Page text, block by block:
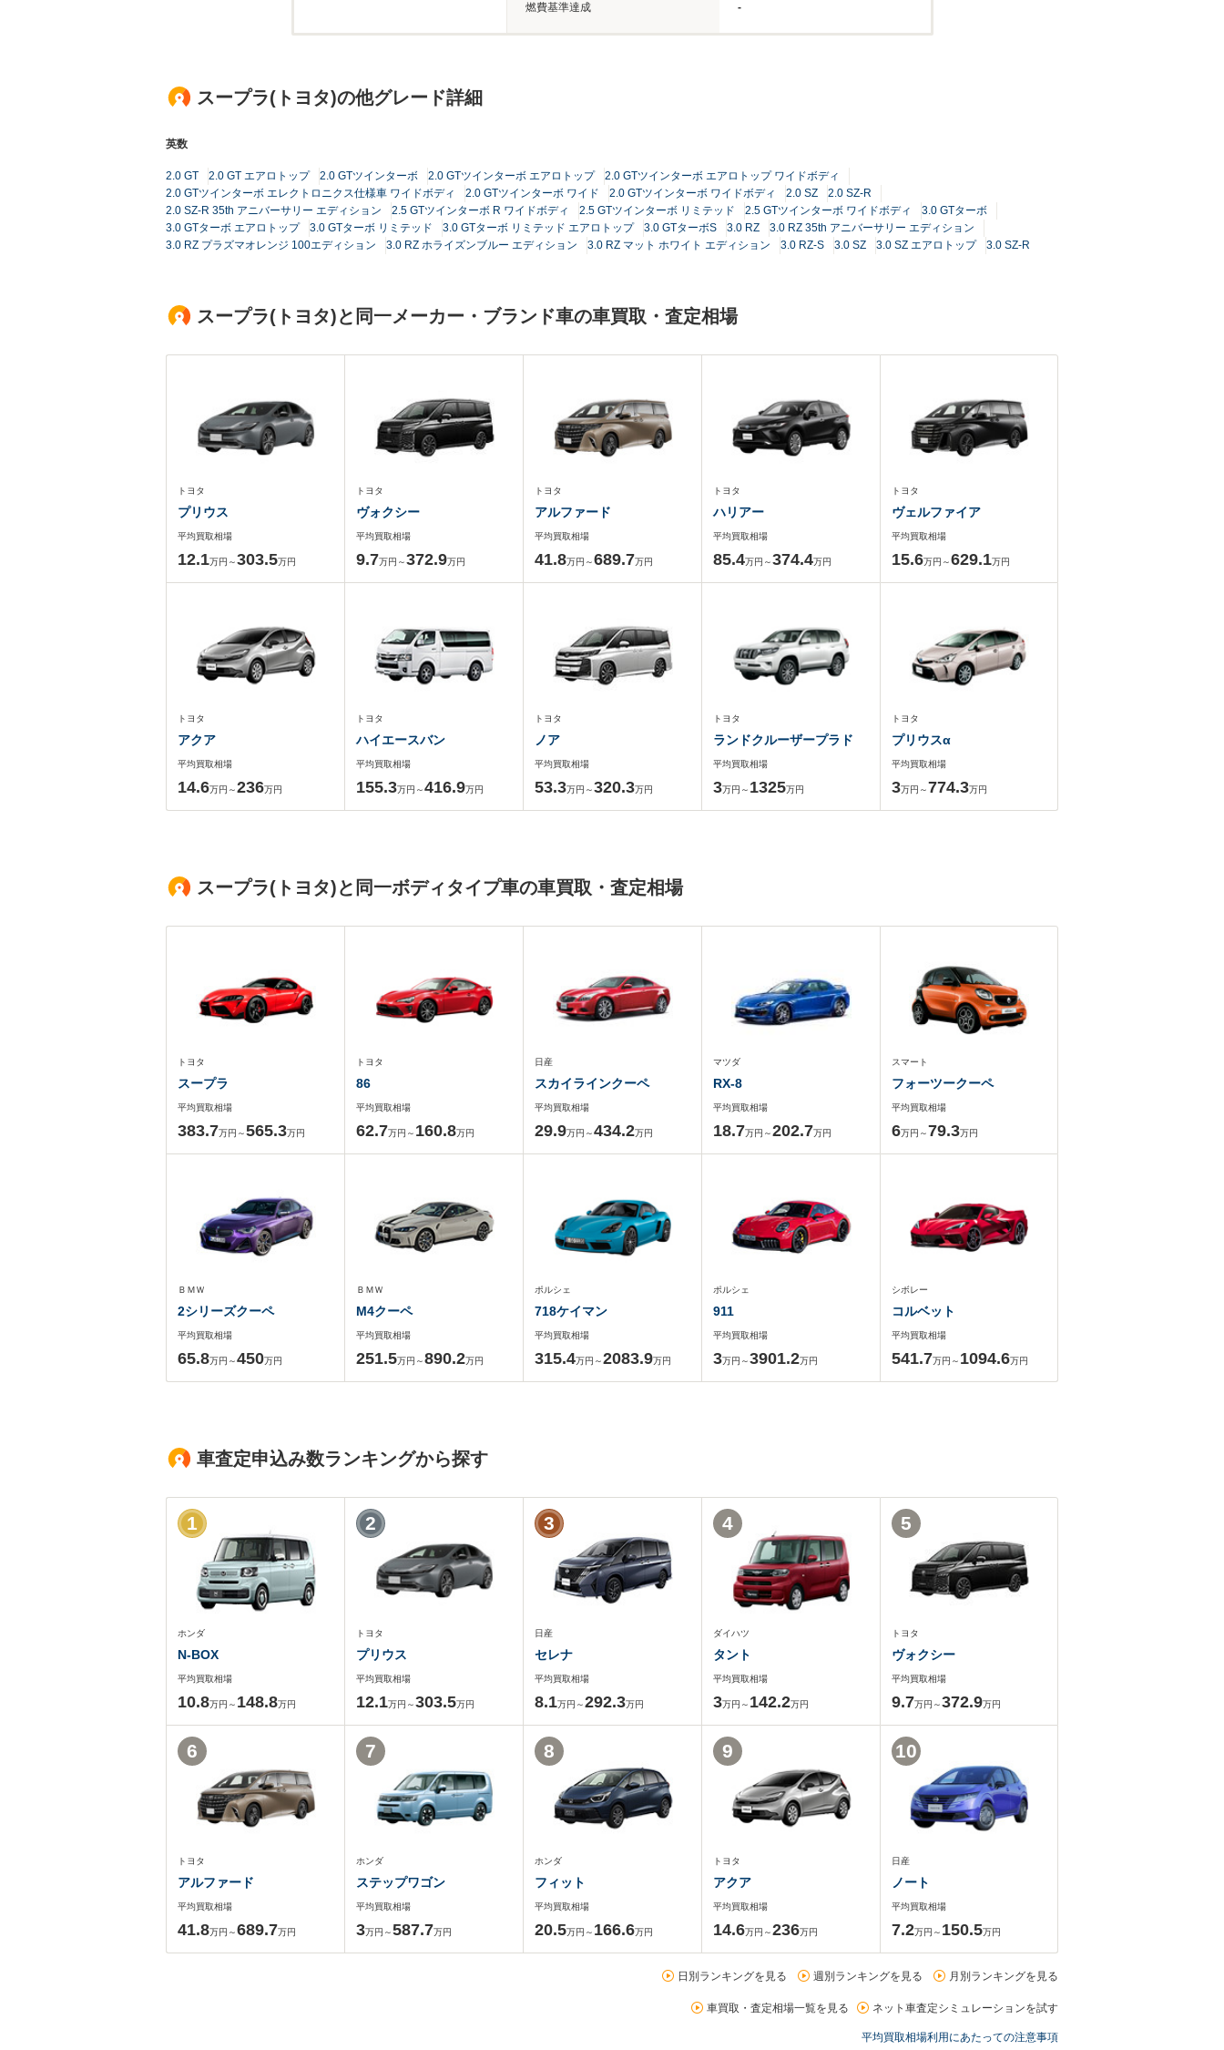
燃費基準達成 -
スープラ(トヨタ)の他グレード詳細
英数
2.0 GT 2.0 GT エアロトップ 2.0 GTツインターボ 2.0 GTツインターボ エアロトップ
2.0 GTツインターボ エアロトップ ワイドボディ
2.0 GTツインターボ エレクトロニクス仕様車 ワイドボディ
2.0 GTツインターボ ワイド 2.0 GTツインターボ ワイドボディ 2.0 SZ
2.0 SZ-R
2.0 SZ-R 35th アニバーサリー エディション
2.5 GTツインターボ R ワイドボディ 2.5 GTツインターボ リミテッド 2.5 GTツインターボ ワイドボディ
3.0 GTターボ
3.0 GTターボ エアロトップ
3.0 GTターボ リミテッド 3.0 GTターボ リミテッド エアロトップ 3.0 GTターボS 3.0 RZ
3.0 RZ 35th アニバーサリー エディション
3.0 RZ プラズマオレンジ 100エディション
3.0 RZ ホライズンブルー エディション 3.0 RZ マット ホワイト エディション 3.0 RZ-S 3.0 SZ 3.0 SZ エアロトップ 3.0 SZ-R
スープラ(トヨタ)と同一メーカー・ブランド車の車買取・査定相場
トヨタ
プリウス
平均買取相場
12.1万円～303.5万円
トヨタ
ヴォクシー
平均買取相場
9.7万円～372.9万円
トヨタ
アルファード
平均買取相場
41.8万円～689.7万円
トヨタ
ハリアー
平均買取相場
85.4万円～374.4万円
トヨタ
ヴェルファイア
平均買取相場
15.6万円～629.1万円
トヨタ
アクア
平均買取相場
14.6万円～236万円
トヨタ
ハイエースバン
平均買取相場
155.3万円～416.9万円
トヨタ
ノア
平均買取相場
53.3万円～320.3万円
トヨタ
ランドクルーザープラド
平均買取相場
3万円～ 1325万円
トヨタ
プリウスα
平均買取相場
3万円～774.3万円
スープラ(トヨタ)と同一ボディタイプ車の車買取・査定相場
トヨタ
スープラ
平均買取相場
383.7万円～565.3万円
トヨタ
86
平均買取相場
62.7万円～ 160.8万円
日産
スカイラインクーペ
平均買取相場
29.9万円～434.2万円
マツダ
RX-8
平均買取相場
18.7万円～202.7万円
スマート
フォーツークーペ
平均買取相場
6万円～79.3万円
ＢＭＷ
2シリーズクーペ
平均買取相場
65.8万円～450万円
ＢＭＷ
M4クーペ
平均買取相場
251.5万円～890.2万円
ポルシェ
718ケイマン
平均買取相場
315.4万円～2083.9万円
ポルシェ
911
平均買取相場
3万円～3901.2万円
シボレー
コルベット
平均買取相場
541.7万円～ 1094.6万円
車査定申込み数ランキングから探す
ホンダ
N-BOX
平均買取相場
10.8万円～ 148.8万円
1
トヨタ
プリウス
平均買取相場
12.1万円～303.5万円
2
日産
セレナ
平均買取相場
8.1万円～292.3万円
3
ダイハツ
タント
平均買取相場
3万円～ 142.2万円
4
トヨタ
ヴォクシー
平均買取相場
9.7万円～372.9万円
5
トヨタ
アルファード
平均買取相場
41.8万円～689.7万円
6
ホンダ
ステップワゴン
平均買取相場
3万円～587.7万円
7
ホンダ
フィット
平均買取相場
20.5万円～ 166.6万円
8
トヨタ
アクア
平均買取相場
14.6万円～236万円
9
日産
ノート
平均買取相場
7.2万円～ 150.5万円
10
日別ランキングを見る 週別ランキングを見る 月別ランキングを見る
車買取・査定相場一覧を見る ネット車査定シミュレーションを試す
平均買取相場利用にあたっての注意事項